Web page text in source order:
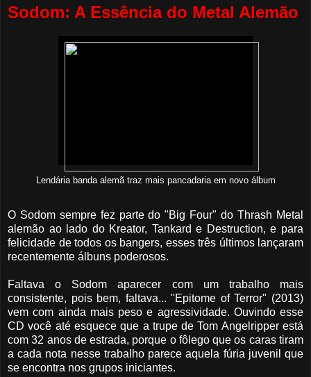
Sodom: A Essência do Metal Alemão
Lendária banda alemã traz mais pancadaria em novo álbum
O Sodom sempre fez parte do "Big Four" do Thrash Metal
alemão ao lado do Kreator, Tankard e Destruction, e para
felicidade de todos os bangers, esses três últimos lançaram
recentemente álbuns poderosos.
Faltava o Sodom aparecer com um trabalho mais
consistente, pois bem, faltava... "Epitome of Terror" (2013)
vem com ainda mais peso e agressividade. Ouvindo esse
CD você até esquece que a trupe de Tom Angelripper está
com 32 anos de estrada, porque o fôlego que os caras tiram
a cada nota nesse trabalho parece aquela fúria juvenil que
se encontra nos grupos iniciantes.